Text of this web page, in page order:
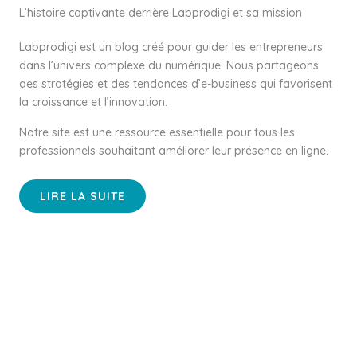
L’histoire captivante derrière Labprodigi et sa mission
Labprodigi est un blog créé pour guider les entrepreneurs
dans l’univers complexe du numérique. Nous partageons
des stratégies et des tendances d’e-business qui favorisent
la croissance et l’innovation.
Notre site est une ressource essentielle pour tous les
professionnels souhaitant améliorer leur présence en ligne.
LIRE LA SUITE